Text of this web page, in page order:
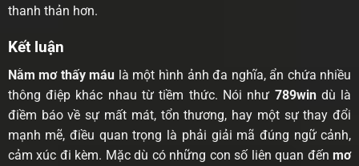
thanh thản hơn.
Kết luận
Nằm mơ thấy máu là một hình ảnh đa nghĩa, ẩn chứa nhiều
thông điệp khác nhau từ tiềm thức. Nói như 789windù là
điềm báo về sự mất mát, tổn thương, hay một sự thay đổi
mạnh mẽ, điều quan trọng là phải giải mã đúng ngữ cảnh,
cảm xúc đi kèm. Mặc dù có những con số liên quan đếnmơ